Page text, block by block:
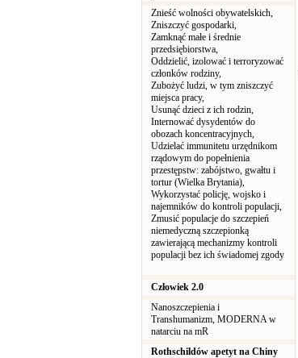
Znieść wolności obywatelskich,
Zniszczyć gospodarki,
Zamknąć małe i średnie
przedsiębiorstwa,
Oddzielić, izolować i terroryzować
członków rodziny,
Zubożyć ludzi, w tym zniszczyć
miejsca pracy,
Usunąć dzieci z ich rodzin,
Internować dysydentów do
obozach koncentracyjnych,
Udzielać immunitetu urzędnikom
rządowym do popełnienia
przestępstw: zabójstwo, gwałtu i
tortur (Wielka Brytania),
Wykorzystać policję, wojsko i
najemników do kontroli populacji,
Zmusić populacje do szczepień
niemedyczną szczepionką
zawierającą mechanizmy kontroli
populacji bez ich świadomej zgody
Człowiek 2.0
Nanoszczepienia i
Transhumanizm, MODERNA w
natarciu na mR
Rothschildów apetyt na Chiny